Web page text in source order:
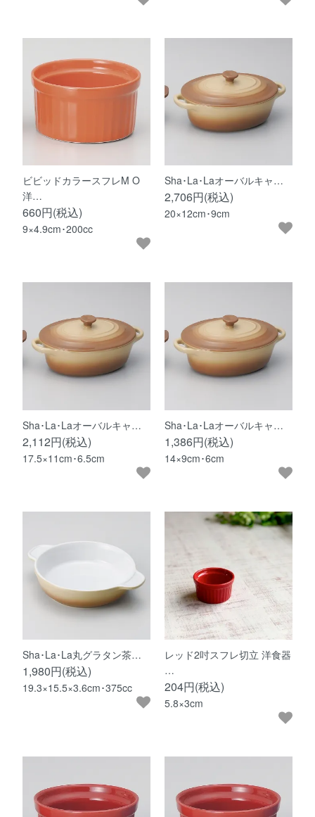
ビビッドカラースフレM O
洋…
660円(税込)
9×4.9cm･200cc
Sha･La･Laオーバルキャ…
2,706円(税込)
20×12cm･9cm
Sha･La･Laオーバルキャ…
2,112円(税込)
17.5×11cm･6.5cm
Sha･La･Laオーバルキャ…
1,386円(税込)
14×9cm･6cm
Sha･La･La丸グラタン茶…
1,980円(税込)
19.3×15.5×3.6cm･375cc
レッド2吋スフレ切立 洋食器
…
204円(税込)
5.8×3cm